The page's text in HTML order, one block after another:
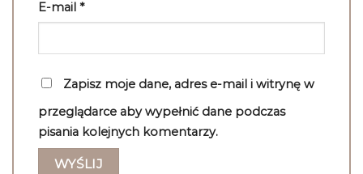
E-mail *
Zapisz moje dane, adres e-mail i witrynę w
przeglądarce aby wypełnić dane podczas
pisania kolejnych komentarzy.